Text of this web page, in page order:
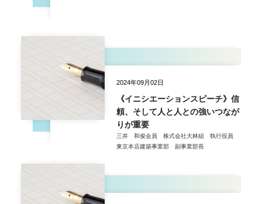
2024年09月02日
《イニシエーションスピーチ》信
頼、そして人と人との強いつなが
りが重要
三井 和俊会員 株式会社大林組 執行役員
東京本店建築事業部 副事業部長